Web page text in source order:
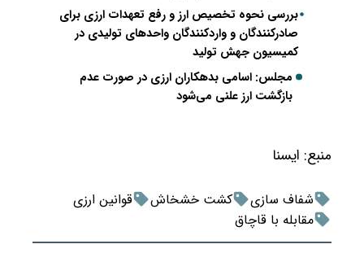
بررسی نحوه تخصیص ارز و رفع تعهدات ارزی برای
صادرکنندگان و واردکنندگان واحدهای تولیدی در
کمیسیون جهش تولید
مجلس: اسامی بدهکاران ارزی در صورت عدم
بازگشت ارز علنی می‌شود
منبع: ايسنا
شفاف سازی کشت خشخاش
قوانین ارزی
مقابله با قاچاق